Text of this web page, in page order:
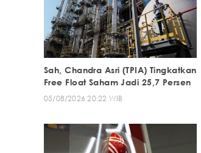
Sah, Chandra Asri (TPIA) Tingkatkan
Free Float Saham Jadi 25,7 Persen
05/08/2026 20:22 WIB